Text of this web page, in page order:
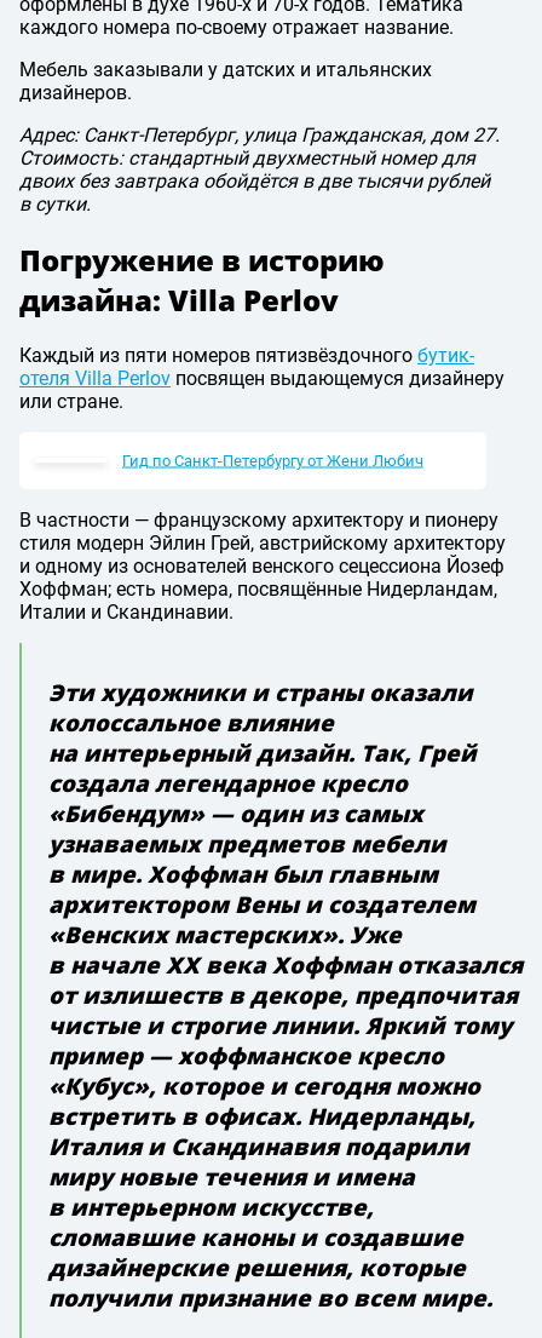
каждого номера по-своему отражает название.
Мебель заказывали у датских и итальянских
дизайнеров.
Адрес: Санкт-Петербург, улица Гражданская, дом 27.
Стоимость: стандартный двухместный номер для
двоих без завтрака обойдётся в две тысячи рублей
в сутки.
Погружение в историю
дизайна: Villa Perlov
Каждый из пяти номеров пятизвёздочного бутик-
отеля Villa Perlov посвящен выдающемуся дизайнеру
или стране.
Гид по Санкт-Петербургу от Жени Любич
В частности — французскому архитектору и пионеру
стиля модерн Эйлин Грей, австрийскому архитектору
и одному из основателей венского сецессиона Йозеф
Хоффман; есть номера, посвящённые Нидерландам,
Италии и Скандинавии.
Эти художники и страны оказали
колоссальное влияние
на интерьерный дизайн. Так, Грей
создала легендарное кресло
«Бибендум» — один из самых
узнаваемых предметов мебели
в мире. Хоффман был главным
архитектором Вены и создателем
«Венских мастерских». Уже
в начале XX века Хоффман отказался
от излишеств в декоре, предпочитая
чистые и строгие линии. Яркий тому
пример — хоффманское кресло
«Кубус», которое и сегодня можно
встретить в офисах. Нидерланды,
Италия и Скандинавия подарили
миру новые течения и имена
в интерьерном искусстве,
сломавшие каноны и создавшие
дизайнерские решения, которые
получили признание во всем мире.